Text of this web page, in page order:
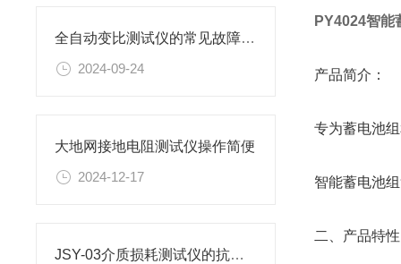
全自动变比测试仪的常见故障解决方法
2024-09-24
大地网接地电阻测试仪操作简便
2024-12-17
JSY-03介质损耗测试仪的抗干扰与CVT综合测量能力
PY4024智能
产品简介：
专为蓄电池
智能蓄电池
二、产品特